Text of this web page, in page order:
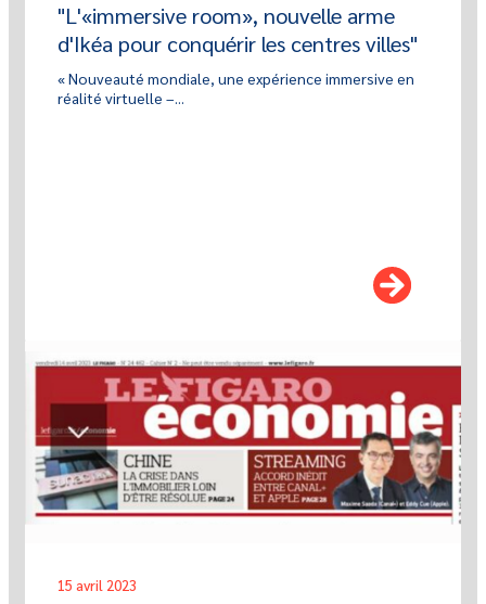
"L'«immersive room», nouvelle arme
d'Ikéa pour conquérir les centres villes"
« Nouveauté mondiale, une expérience immersive en
réalité virtuelle –...
15 avril 2023